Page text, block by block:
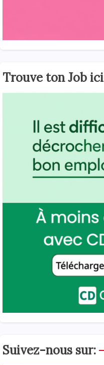
Trouve ton Job ici
Suivez-nous sur: